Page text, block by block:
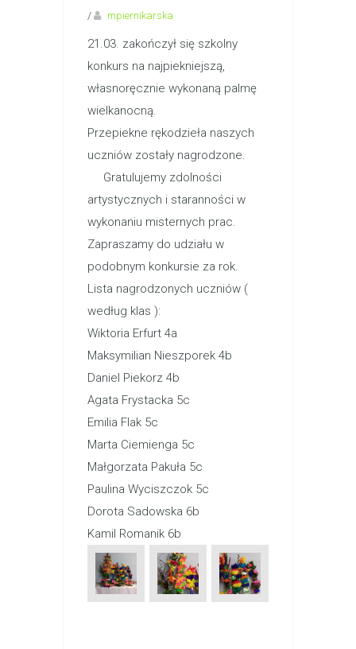
/
mpiernikarska
21.03. zakończył się szkolny
konkurs na najpiekniejszą,
własnoręcznie wykonaną palmę
wielkanocną.
Przepiekne rękodzieła naszych
uczniów zostały nagrodzone.
Gratulujemy zdolności
artystycznych i staranności w
wykonaniu misternych prac.
Zapraszamy do udziału w
podobnym konkursie za rok.
Lista nagrodzonych uczniów (
według klas ):
Wiktoria Erfurt 4a
Maksymilian Nieszporek 4b
Daniel Piekorz 4b
Agata Frystacka 5c
Emilia Flak 5c
Marta Ciemienga 5c
Małgorzata Pakuła 5c
Paulina Wyciszczok 5c
Dorota Sadowska 6b
Kamil Romanik 6b